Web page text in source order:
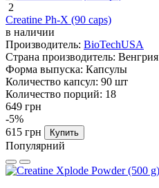
2
Creatine Ph-X (90 caps)
в наличии
Производитель: BioTechUSA
Страна производитель: Венгрия
Форма выпуска: Капсулы
Количество капсул: 90 шт
Количество порций: 18
649 грн
-5%
615 грн
Купить
Популярний